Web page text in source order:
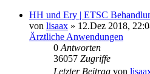
HH und Ery | ETSC
von lisaax » 12.Dez 2018,
Ärztliche Anwendungen
0 Antworten
36057 Zugriffe
Letzter Beitrag von